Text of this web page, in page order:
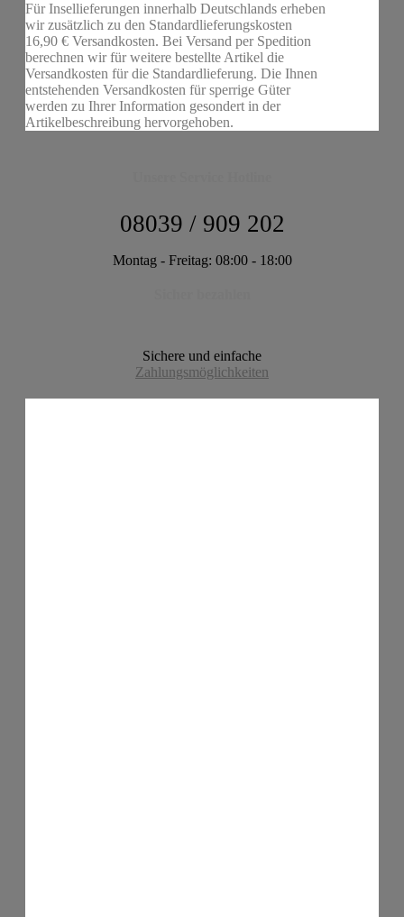
Für Insellieferungen innerhalb Deutschlands erheben
wir zusätzlich zu den Standardlieferungskosten
16,90 € Versandkosten. Bei Versand per Spedition
berechnen wir für weitere bestellte Artikel die
Versandkosten für die Standardlieferung. Die Ihnen
entstehenden Versandkosten für sperrige Güter
werden zu Ihrer Information gesondert in der
Artikelbeschreibung hervorgehoben.
08039 / 909 202
Montag - Freitag: 08:00 - 18:00
Sichere und einfache
Zahlungsmöglichkeiten